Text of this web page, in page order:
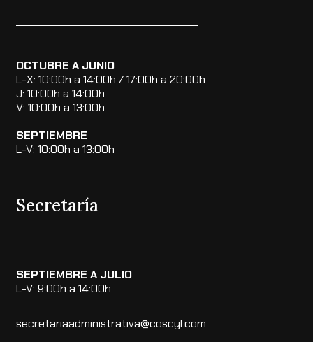
OCTUBRE A JUNIO
L-X: 10:00h a 14:00h / 17:00h a 20:00h
J: 10:00h a 14:00h
V: 10:00h a 13:00h
SEPTIEMBRE
L-V: 10:00h a 13:00h
Secretaría
SEPTIEMBRE A JULIO
L-V: 9:00h a 14:00h
secretariaadministrativa@coscyl.com